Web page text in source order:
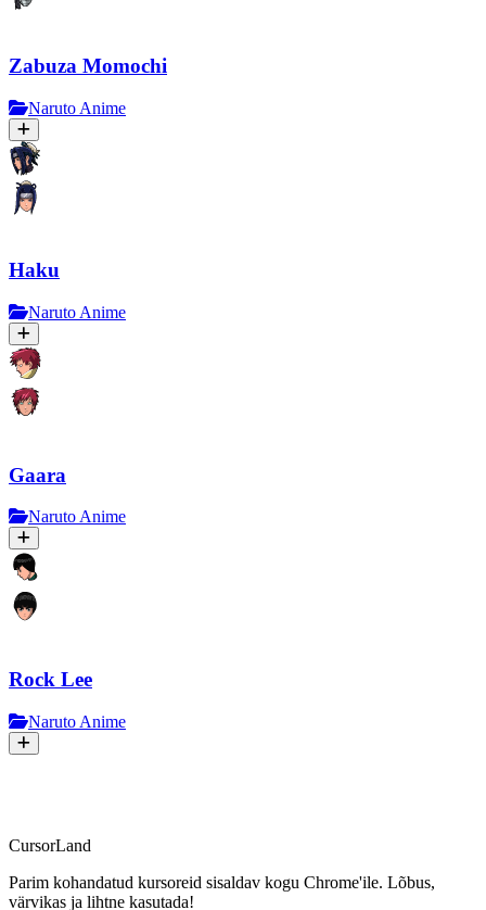
Zabuza Momochi
Naruto Anime
Haku
Naruto Anime
Gaara
Naruto Anime
Rock Lee
Naruto Anime
CursorLand
Parim kohandatud kursoreid sisaldav kogu Chrome'ile. Lõbus,
värvikas ja lihtne kasutada!